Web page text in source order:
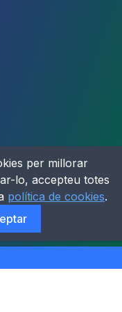
per millorar
lo, accepteu totes
política de cookies.